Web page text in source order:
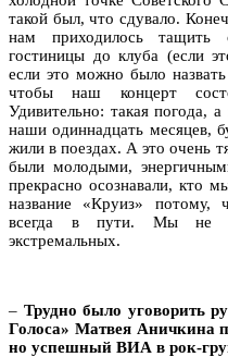
такой был, что сдувало.
нам приходилось тащить
гостиницы до клуба (если
если это можно было
чтобы наш концерт
Удивительно: такая погода,
наши одиннадцать месяцев,
жили в поездах. А это очень
были молодыми,
прекрасно осознавали, кто
название «Круиз» потому,
всегда в пути. Мы не
экстремальных.
– Трудно было уговорить
Голоса» Матвея Аничкина
но успешный ВИА в рок-